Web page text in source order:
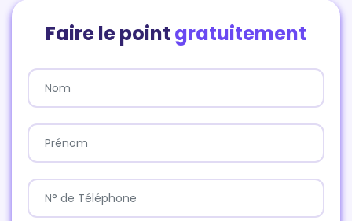
Faire le point gratuitement